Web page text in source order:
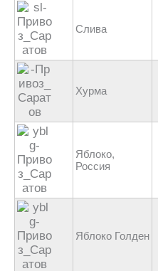
Слива
Хурма
Яблоко,
Россия
Яблоко Голден